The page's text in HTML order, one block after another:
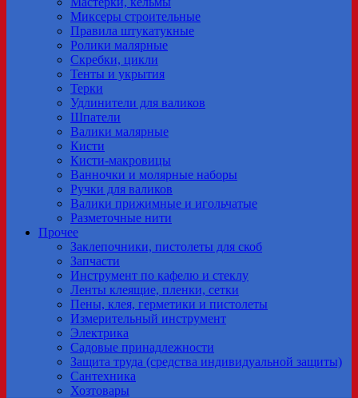
Миксеры строительные
Правила штукатукные
Ролики малярные
Скребки, цикли
Тенты и укрытия
Терки
Удлинители для валиков
Шпатели
Валики малярные
Кисти
Кисти-макровицы
Ванночки и молярные наборы
Ручки для валиков
Валики прижимные и игольчатые
Разметочные нити
Прочее
Заклепочники, пистолеты для скоб
Запчасти
Инструмент по кафелю и стеклу
Ленты клеящие, пленки, сетки
Пены, клея, герметики и пистолеты
Измерительный инструмент
Электрика
Садовые принадлежности
Защита труда (средства индивидуальной защиты)
Сантехника
Хозтовары